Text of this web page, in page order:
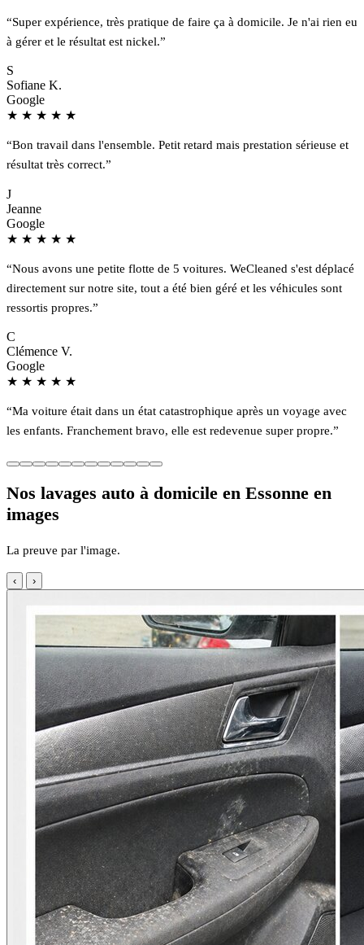
“Super expérience, très pratique de faire ça à domicile. Je n'ai rien eu
à gérer et le résultat est nickel.”
S
Sofiane K.
Google
★ ★ ★ ★ ★
“Bon travail dans l'ensemble. Petit retard mais prestation sérieuse et
résultat très correct.”
J
Jeanne
Google
★ ★ ★ ★ ★
“Nous avons une petite flotte de 5 voitures. WeCleaned s'est déplacé
directement sur notre site, tout a été bien géré et les véhicules sont
ressortis propres.”
C
Clémence V.
Google
★ ★ ★ ★ ★
“Ma voiture était dans un état catastrophique après un voyage avec
les enfants. Franchement bravo, elle est redevenue super propre.”
Nos lavages auto à domicile en Essonne en
images
La preuve par l'image.
‹ ›